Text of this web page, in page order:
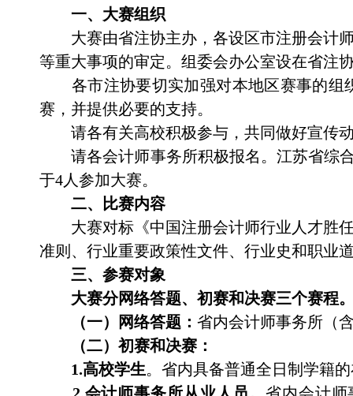
一、大赛组织
大赛由省注协主办，各设区市注册会计
等重大事项的审定。组委会办公室设在省注
各市注协要切实加强对本地区赛事的组
赛，并提供必要的支持。
请各有关高校积极参与，共同做好宣传
请各会计师事务所积极报名。江苏省综
于4人参加大赛。
二、比赛内容
大赛对标《中国注册会计师行业人才胜
准则、行业重要政策性文件、行业史和职业
三、 参赛对象
大赛分网络答题、初赛和决赛三个赛程
（一）网络答题： 省内会计师事务所（
（二）初赛和决赛：
1.高校学生。省内具备普通全日制学籍